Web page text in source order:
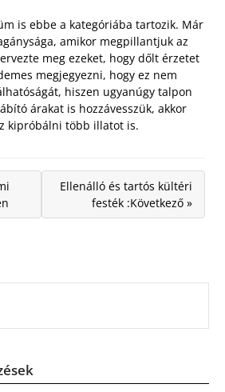
is ebbe a kategóriába tartozik. Már
amikor megpillantjuk az
meg ezeket, hogy dőlt érzetet
megjegyezni, hogy ez nem
hiszen ugyanúgy talpon
árakat is hozzávesszük, akkor
kipróbálni több illatot is.
Ellenálló és tartós kültéri
festék :Következő »